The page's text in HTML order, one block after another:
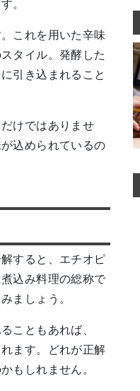
。
これを用いた辛味
タイル。発酵した
引き込まれること
けではありませ
込められているの
すると、エチオピ
込み料理の総称で
ましょう。
こともあれば、
ます。どれが正解
もしれません。